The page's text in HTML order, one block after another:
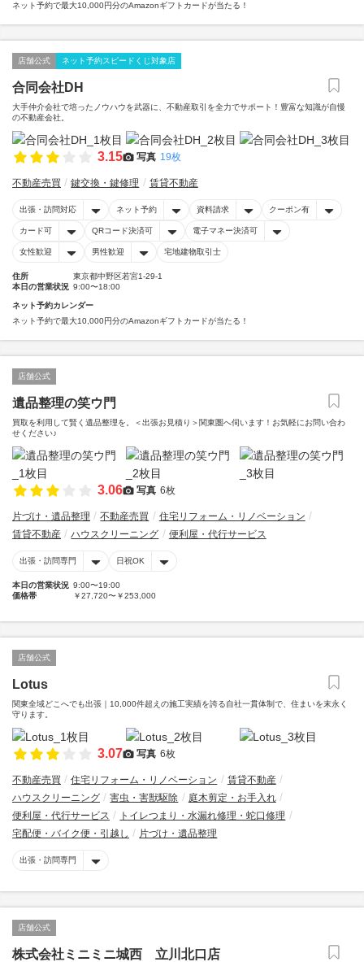
ネット予約で最大10,000円分のAmazonギフトカードが当たる！
店舗公式 ネット予約スピードくじ対象店
合同会社DH
大手仲介会社で培ったノウハウを武器に、不動産取引を全力でサポート！豊富な知識が自慢
の不動産会社。
3.15 写真 19枚
不動産売買 鍵交換・鍵修理 賃貸不動産
出張・訪問対応 ネット予約 資料請求 クーポン有
カード可 QRコード決済可 電子マネー決済可
女性歓迎 男性歓迎 宅地建物取引士
住所
東京都中野区若宮1-29-1
本日の営業状況 9:00〜18:00
ネット予約カレンダー
ネット予約で最大10,000円分のAmazonギフトカードが当たる！
店舗公式
遺品整理の笑ウ門
買取を利用して賢く遺品整理を。＜出張お見積り＞関東圏へ伺います！お気軽にお問い合わ
せください♪
3.06 写真 6枚
片づけ・遺品整理 不動産売買
住宅リフォーム・リノベーション
賃貸不動産
ハウスクリーニング 便利屋・代行サービス
出張・訪問専門 日祝OK
本日の営業状況 9:00〜19:00
価格帯
￥27,720〜￥253,000
店舗公式
Lotus
関東全域どこへでも出張｜10,000件超えの施工実績を誇る自社一貫体制で、住まいを末永く
守ります。
3.07 写真 6枚
不動産売買 住宅リフォーム・リノベーション
賃貸不動産
ハウスクリーニング
害虫・害獣駆除
庭木剪定・お手入れ
便利屋・代行サービス
トイレつまり・水漏れ修理・蛇口修理
宅配便・バイク便・引越し
片づけ・遺品整理
出張・訪問専門
店舗公式
株式会社ミニミニ城西 立川北口店